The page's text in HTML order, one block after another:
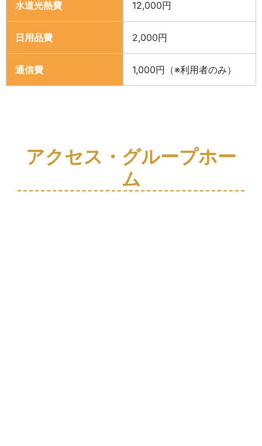
水道光熱費 12,000円
日用品費 2,000円
通信費 1,000円（※利用者のみ）
アクセス・グループホー
ム